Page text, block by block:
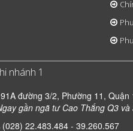
nhánh 1
đường 3/2, Phường 11, Quận
gần ngã tư Cao Thắng Q3 và
(028) 22.483.484 - 39.260.567